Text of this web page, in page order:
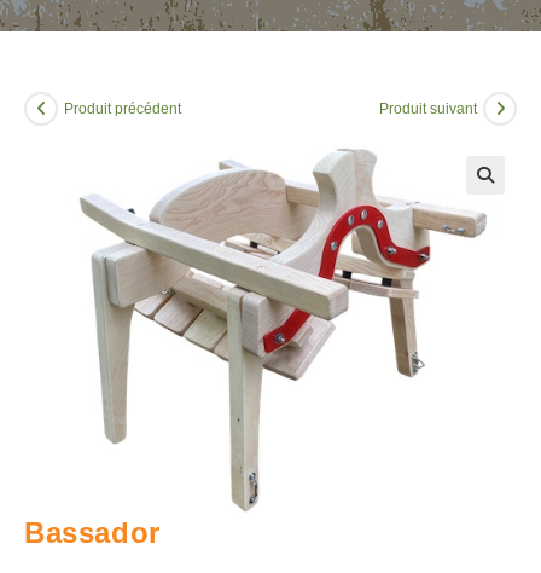
Produit précédent Produit suivant
🔍
Bassador